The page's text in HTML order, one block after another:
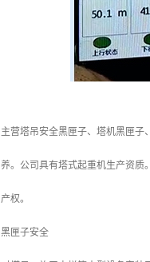
主营塔吊安全黑匣子、塔机黑匣
养。公司具有塔式起重机生产资质
产权。
黑匣子安全